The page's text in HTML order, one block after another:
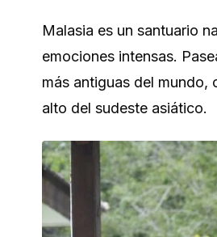
Malasia es un santuario
emociones intensas.
más antiguas del mundo,
alto del sudeste asiático.